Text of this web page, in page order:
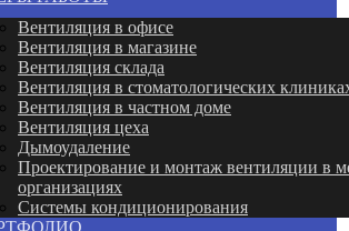
Вентиляция в офисе
Вентиляция в магазине
Вентиляция склада
Вентиляция в стоматологических
Вентиляция в частном доме
Вентиляция цеха
Дымоудаление
Проектирование и монтаж вентиляции в
организациях
Системы кондиционирования